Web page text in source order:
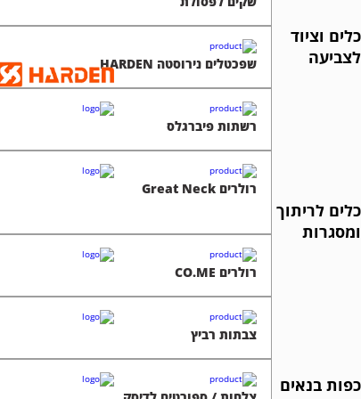
כלים וציוד
לצביעה
כלים לריתוך
ומסגרות
כפות בנאים
שפכטלים נירוסטה HARDEN
רשתות פיברגלס
רולרים Great Neck
רולרים CO.ME
צבתות רביץ